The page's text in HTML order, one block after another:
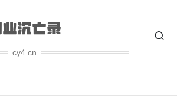
cy4.cn